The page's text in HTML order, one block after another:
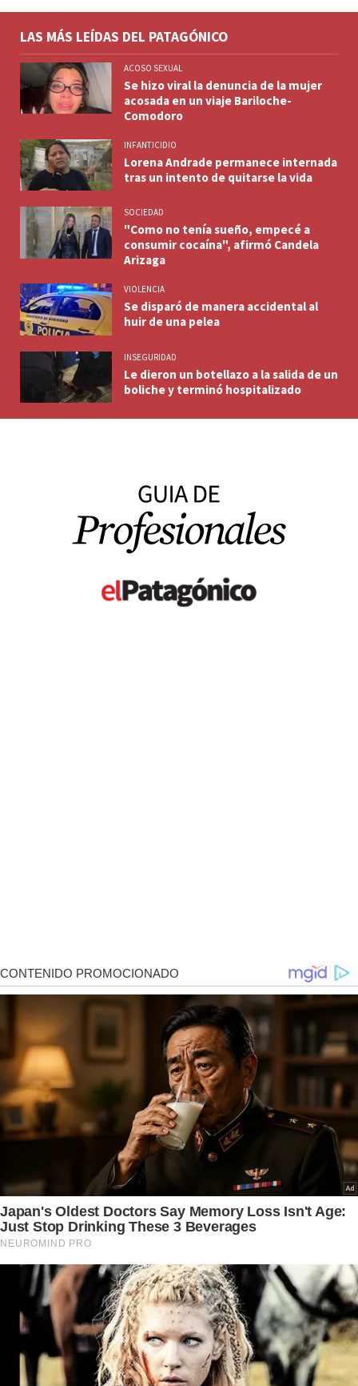
LAS MÁS LEÍDAS DEL PATAGÓNICO
ACOSO SEXUAL
Se hizo viral la denuncia de la mujer
acosada en un viaje Bariloche-
Comodoro
INFANTICIDIO
Lorena Andrade permanece internada
tras un intento de quitarse la vida
SOCIEDAD
"Como no tenía sueño, empecé a
consumir cocaína", afirmó Candela
Arizaga
VIOLENCIA
Se disparó de manera accidental al
huir de una pelea
INSEGURIDAD
Le dieron un botellazo a la salida de un
boliche y terminó hospitalizado